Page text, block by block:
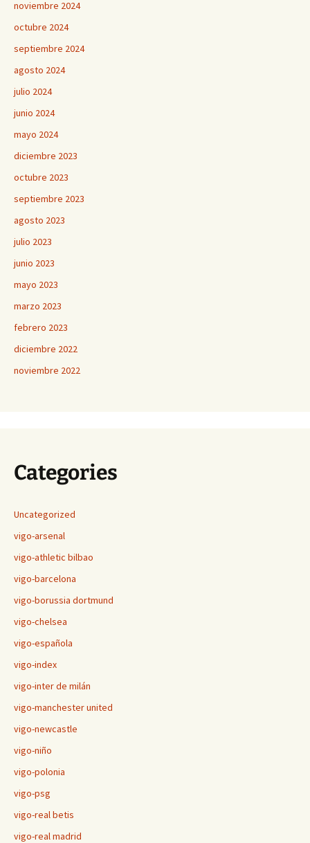
noviembre 2024
octubre 2024
septiembre 2024
agosto 2024
julio 2024
junio 2024
mayo 2024
diciembre 2023
octubre 2023
septiembre 2023
agosto 2023
julio 2023
junio 2023
mayo 2023
marzo 2023
febrero 2023
diciembre 2022
noviembre 2022
Categories
Uncategorized
vigo-arsenal
vigo-athletic bilbao
vigo-barcelona
vigo-borussia dortmund
vigo-chelsea
vigo-española
vigo-index
vigo-inter de milán
vigo-manchester united
vigo-newcastle
vigo-niño
vigo-polonia
vigo-psg
vigo-real betis
vigo-real madrid